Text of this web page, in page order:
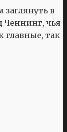
в
чья
главные, так